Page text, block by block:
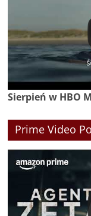
Sierpień w HBO
Prime Video